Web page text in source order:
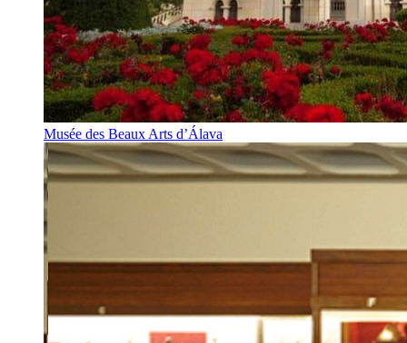
Musée des Beaux Arts d’Álava